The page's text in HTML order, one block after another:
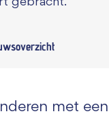
met een